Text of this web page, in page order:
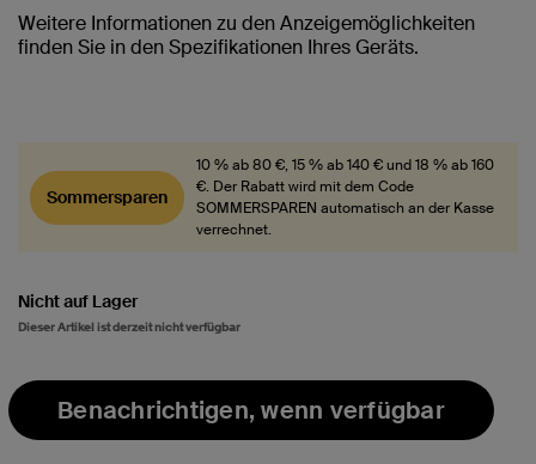
Weitere Informationen zu den Anzeigemöglichkeiten
finden Sie in den Spezifikationen Ihres Geräts.
Sommersparen
10 % ab 80 €, 15 % ab 140 € und 18 % ab 160
€. Der Rabatt wird mit dem Code
SOMMERSPAREN automatisch an der Kasse
verrechnet.
Nicht auf Lager
Dieser Artikel ist derzeit nicht verfügbar
Benachrichtigen, wenn verfügbar